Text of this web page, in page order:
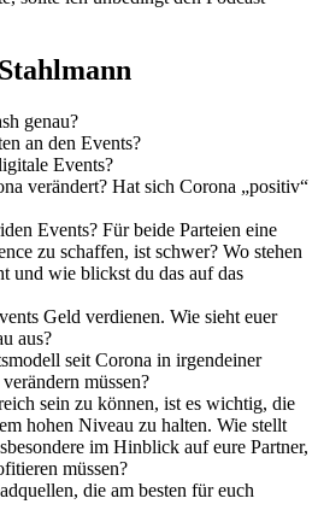
genau?
an den Events?
Events?
verändert? Hat sich Corona „positiv“
Events? Für beide Parteien eine
zu schaffen, ist schwer? Wo stehen
und wie blickst du das auf das
Geld verdienen. Wie sieht euer
aus?
seit Corona in irgendeiner
müssen?
sein zu können, ist es wichtig, die
hohen Niveau zu halten. Wie stellt
im Hinblick auf eure Partner,
müssen?
die am besten für euch